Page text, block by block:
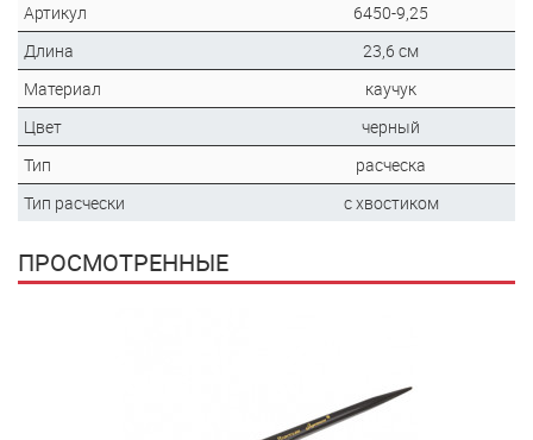
Артикул
6450-9,25
Длина
23,6 см
Материал
каучук
Цвет
черный
Тип
расческа
Тип расчески
с хвостиком
ПРОСМОТРЕННЫЕ